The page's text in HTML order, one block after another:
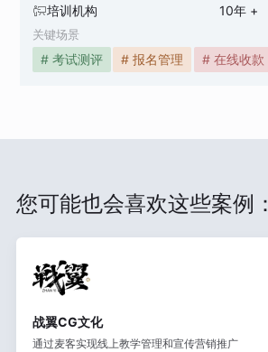
培训机构 10年 +
关键场景
# 考试测评 # 报名管理 # 在线收款
您可能也会喜欢这些案例：
战翼CG文化
通过麦客实现线上教学管理和宣传营销推广